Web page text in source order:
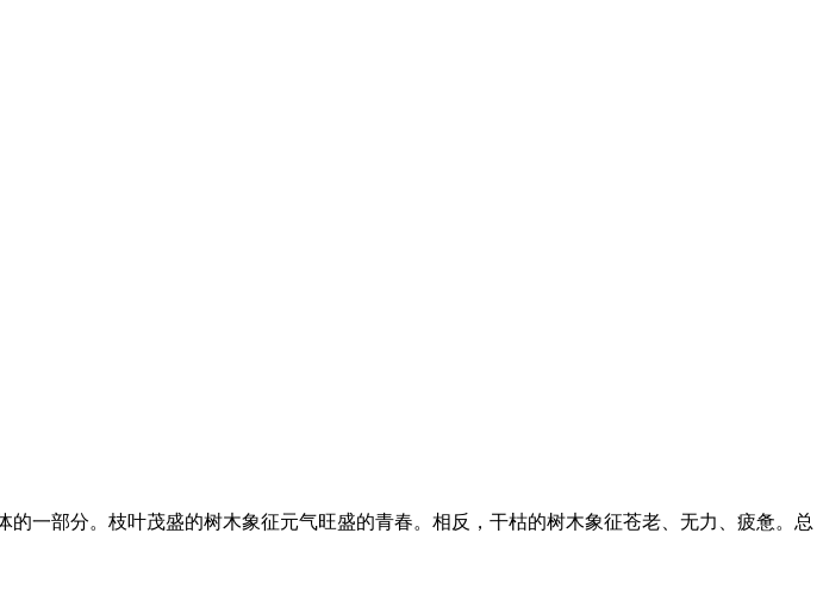
一部分。枝叶茂盛的树木象征元气旺盛的青春。相反，干枯的树木象征苍老、无力、疲惫。总